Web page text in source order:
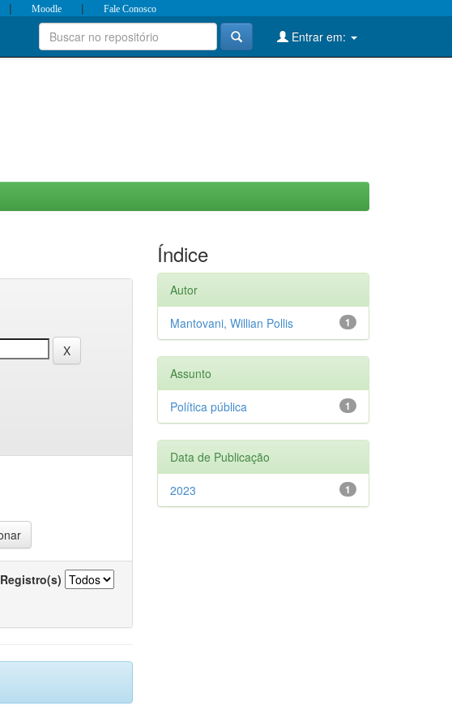
| Moodle | Fale Conosco
Entrar em:
Registro(s)
Índice
Autor
1
Mantovani, Willian Pollis
Assunto
1
Política pública
Data de Publicação
1
2023